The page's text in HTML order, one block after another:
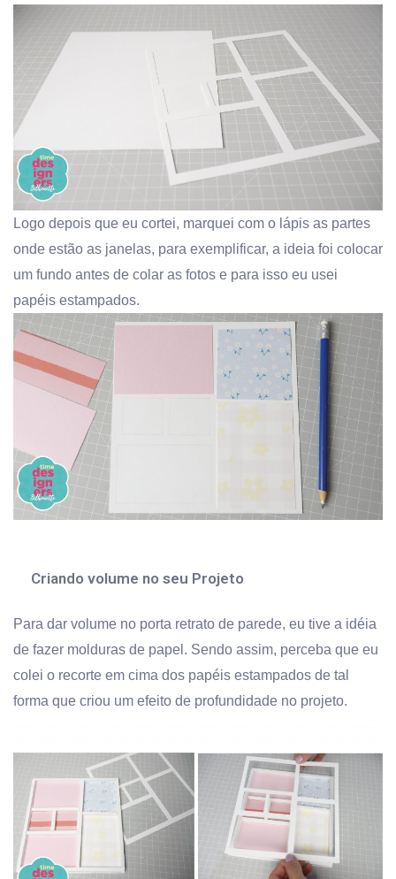
Logo depois que eu cortei, marquei com o lápis as partes
onde estão as janelas, para exemplificar, a ideia foi colocar
um fundo antes de colar as fotos e para isso eu usei
papéis estampados.
Criando volume no seu Projeto
Para dar volume no porta retrato de parede, eu tive a idéia
de fazer molduras de papel. Sendo assim, perceba que eu
colei o recorte em cima dos papéis estampados de tal
forma que criou um efeito de profundidade no projeto.